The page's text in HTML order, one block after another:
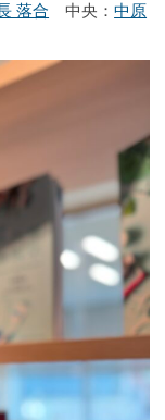
落合 中央：中原